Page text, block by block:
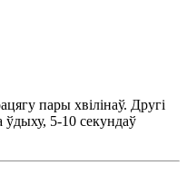
пары хвілінаў. Другі
5-10 секундаў